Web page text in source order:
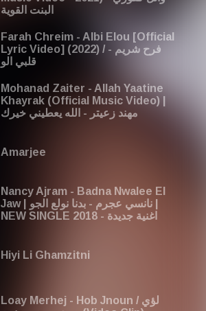
البنت القوية
Farah Chreim - Albi Elou [Official
Lyric Video] (2022) / فرح شريم -
قلبي الو
Mohanad Zaiter - Allah Yaatine
Khayrak (Official Music Video) |
مهند زعيتر - الله يعطيني خيرك
Amarjee
Nancy Ajram - Badna Nwalee El
Jaw | نانسي عجرم - بدنا نولع الجو |
NEW SINGLE 2018 - اغنية جديدة
Hiyi Li Ghamzitni
Loay Merhej - Hob Jnoun / لؤي